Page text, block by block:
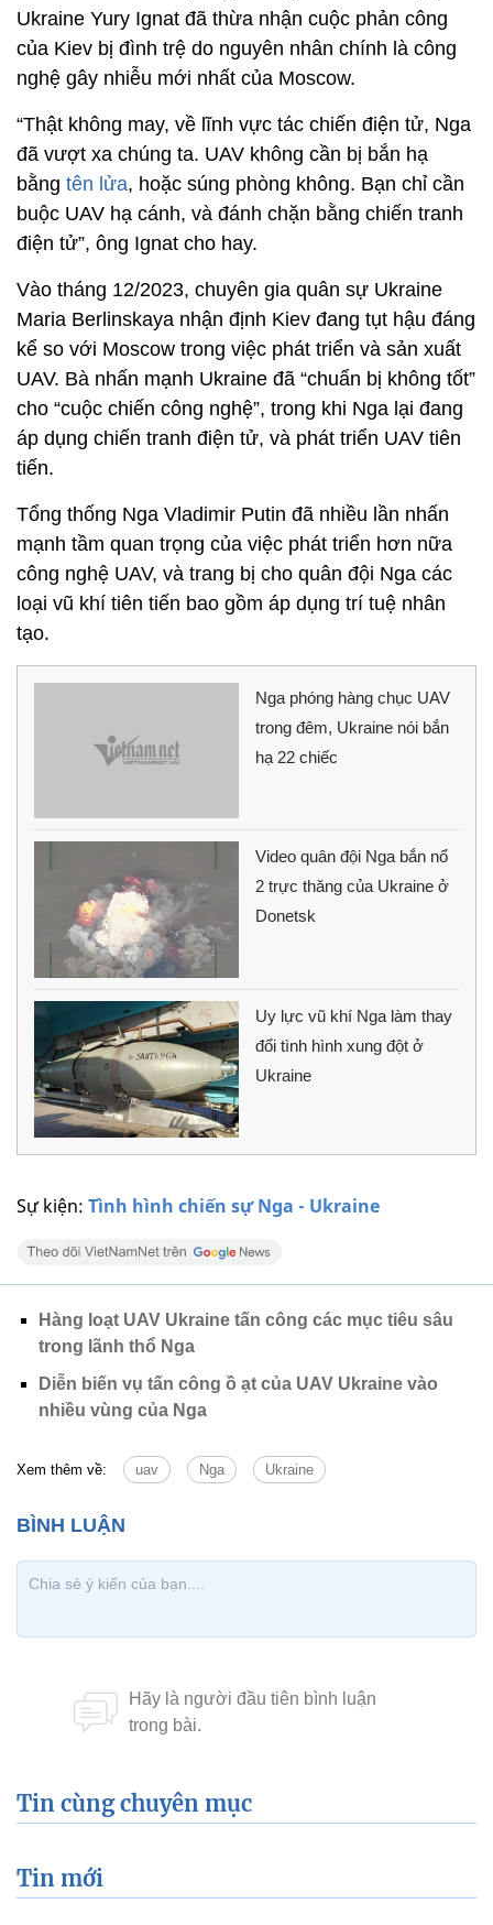
Sự kiện: Tình hình chiến sự Nga - Ukraine
Ukraine Yury Ignat đã thừa nhận cuộc phản công
của Kiev bị đình trệ do nguyên nhân chính là công
nghệ gây nhiễu mới nhất của Moscow.
“Thật không may, về lĩnh vực tác chiến điện tử, Nga
đã vượt xa chúng ta. UAV không cần bị bắn hạ
bằng tên lửa, hoặc súng phòng không. Bạn chỉ cần
buộc UAV hạ cánh, và đánh chặn bằng chiến tranh
điện tử”, ông Ignat cho hay.
Vào tháng 12/2023, chuyên gia quân sự Ukraine
Maria Berlinskaya nhận định Kiev đang tụt hậu đáng
kể so với Moscow trong việc phát triển và sản xuất
UAV. Bà nhấn mạnh Ukraine đã “chuẩn bị không tốt”
cho “cuộc chiến công nghệ”, trong khi Nga lại đang
áp dụng chiến tranh điện tử, và phát triển UAV tiên
tiến.
Tổng thống Nga Vladimir Putin đã nhiều lần nhấn
mạnh tầm quan trọng của việc phát triển hơn nữa
công nghệ UAV, và trang bị cho quân đội Nga các
loại vũ khí tiên tiến bao gồm áp dụng trí tuệ nhân
tạo.
Nga phóng hàng chục UAV
trong đêm, Ukraine nói bắn
hạ 22 chiếc
Video quân đội Nga bắn nổ
2 trực thăng của Ukraine ở
Donetsk
Uy lực vũ khí Nga làm thay
đổi tình hình xung đột ở
Ukraine
Hàng loạt UAV Ukraine tấn công các mục tiêu sâu
trong lãnh thổ Nga
Diễn biến vụ tấn công ồ ạt của UAV Ukraine vào
nhiều vùng của Nga
Xem thêm về: uav Nga Ukraine
Tin cùng chuyên mục
Tin mới